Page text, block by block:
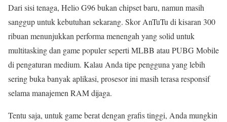
Dari sisi tenaga, Helio G96 bukan chipset baru, namun masih
sanggup untuk kebutuhan sekarang. Skor AnTuTu di kisaran 300
ribuan menunjukkan performa menengah yang solid untuk
multitasking dan game populer seperti MLBB atau PUBG Mobile
di pengaturan medium. Kalau Anda tipe pengguna yang lebih
sering buka banyak aplikasi, prosesor ini masih terasa responsif
selama manajemen RAM dijaga.
Tentu saja, untuk game berat dengan grafis tinggi, Anda mungkin